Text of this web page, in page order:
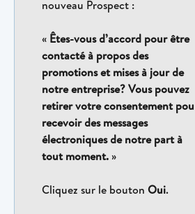
nouveau Prospect :
« Êtes-vous d’accord pour être
contacté à propos des
promotions et mises à jour de
notre entreprise? Vous pouvez
retirer votre consentement
recevoir des messages
électroniques de notre part à
tout moment. »
Cliquez sur le bouton Oui.